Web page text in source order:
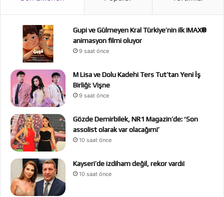
Gupi ve Gülmeyen Kral Türkiye’nin ilk IMAX®
animasyon filmi oluyor
9 saat önce
M Lisa ve Dolu Kadehi Ters Tut’tan Yeni İş
Birliği: Vişne
9 saat önce
Gözde Demirbilek, NR1 Magazin’de: ‘Son
assolist olarak var olacağım!’
10 saat önce
Kayseri’de izdiham değil, rekor vardı!
10 saat önce